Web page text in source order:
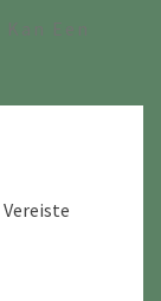
Vereiste